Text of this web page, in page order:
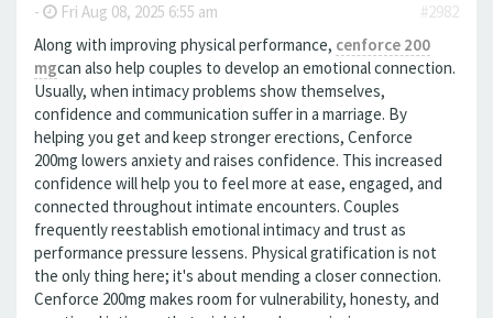
- Fri Aug 08, 2025 6:55 am
#2982
Along with improving physical performance, cenforce 200
mgcan also help couples to develop an emotional connection.
Usually, when intimacy problems show themselves,
confidence and communication suffer in a marriage. By
helping you get and keep stronger erections, Cenforce
200mg lowers anxiety and raises confidence. This increased
confidence will help you to feel more at ease, engaged, and
connected throughout intimate encounters. Couples
frequently reestablish emotional intimacy and trust as
performance pressure lessens. Physical gratification is not
the only thing here; it's about mending a closer connection.
Cenforce 200mg makes room for vulnerability, honesty, and